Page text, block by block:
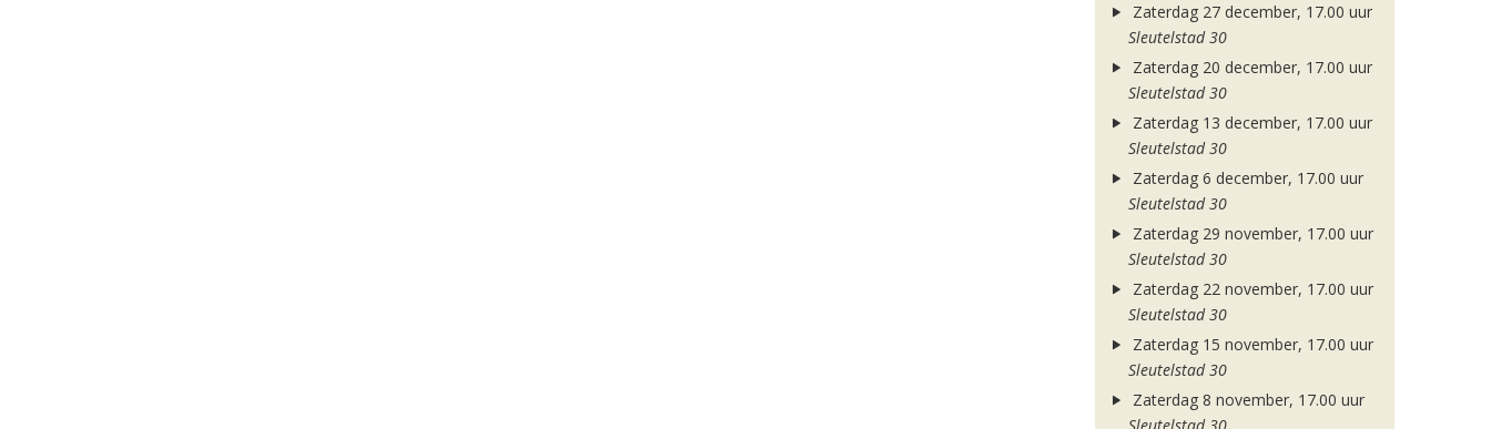
Zaterdag 27 december, 17.00 uur
Sleutelstad 30
Zaterdag 20 december, 17.00 uur
Sleutelstad 30
Zaterdag 13 december, 17.00 uur
Sleutelstad 30
Zaterdag 6 december, 17.00 uur
Sleutelstad 30
Zaterdag 29 november, 17.00 uur
Sleutelstad 30
Zaterdag 22 november, 17.00 uur
Sleutelstad 30
Zaterdag 15 november, 17.00 uur
Sleutelstad 30
Zaterdag 8 november, 17.00 uur